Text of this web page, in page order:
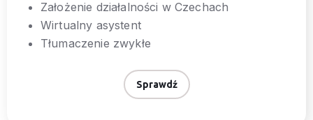
Założenie działalności w Czechach
Wirtualny asystent
Tłumaczenie zwykłe
Sprawdź